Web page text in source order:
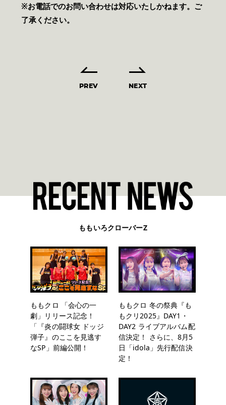
※お電話でのお問い合わせは対応いたしかねます。ご
了承ください。
PREV NEXT
ももいろクローバーZ
ももクロ 「会心の一
劇」リリース記念！
「『炎の闘球女 ドッジ
弾子』のここを見逃す
なSP」前編公開！
ももクロ 冬の祭典『も
もクリ2025』DAY1・
DAY2 ライブアルバム配
信決定！ さらに、8月5
日「idola」先行配信決
定！